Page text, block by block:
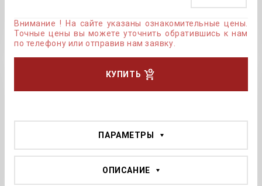
Внимание ! На сайте указаны ознакомительные цены.
Точные цены вы можете уточнить обратившись к нам
по телефону или отправив нам заявку.
КУПИТЬ
ПАРАМЕТРЫ
ОПИСАНИЕ